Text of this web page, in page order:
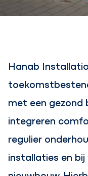
Hanab
met een gezond
integreren
regulier
installaties en